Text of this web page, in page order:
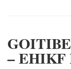
– EHIKF